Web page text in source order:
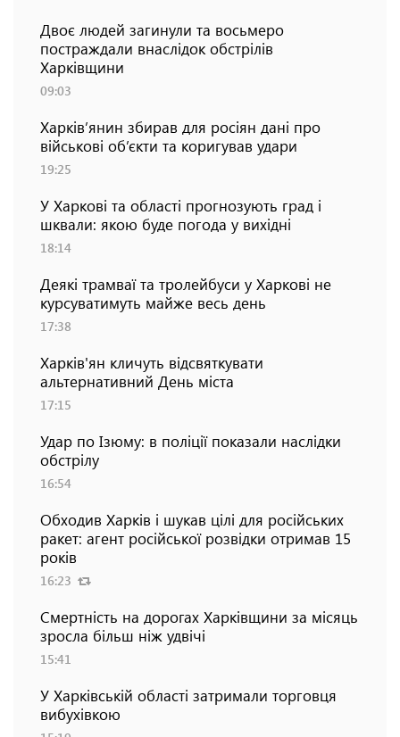
Двоє людей загинули та восьмеро
постраждали внаслідок обстрілів
Харківщини
09:03
Харків’янин збирав для росіян дані про
військові об’єкти та коригував удари
19:25
У Харкові та області прогнозують град і
шквали: якою буде погода у вихідні
18:14
Деякі трамваї та тролейбуси у Харкові не
курсуватимуть майже весь день
17:38
Харків'ян кличуть відсвяткувати
альтернативний День міста
17:15
Удар по Ізюму: в поліції показали наслідки
обстрілу
16:54
Обходив Харків і шукав цілі для російських
ракет: агент російської розвідки отримав 15
років
16:23
Смертність на дорогах Харківщини за місяць
зросла більш ніж удвічі
15:41
У Харківській області затримали торговця
вибухівкою